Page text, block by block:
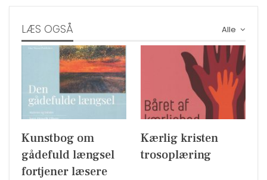
Alle
LÆS OGSÅ
Kunstbog om
gådefuld længsel
fortjener læsere
Kærlig kristen
trosoplæring